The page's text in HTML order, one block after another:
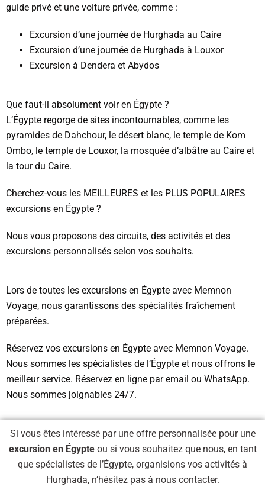
guide privé et une voiture privée, comme :
Excursion d’une journée de Hurghada au Caire
Excursion d’une journée de Hurghada à Louxor
Excursion à Dendera et Abydos
Que faut-il absolument voir en Égypte ?
L’Égypte regorge de sites incontournables, comme les
pyramides de Dahchour, le désert blanc, le temple de Kom
Ombo, le temple de Louxor, la mosquée d’albâtre au Caire et
la tour du Caire.
Cherchez-vous les MEILLEURES et les PLUS POPULAIRES
excursions en Égypte ?
Nous vous proposons des circuits, des activités et des
excursions personnalisés selon vos souhaits.
Lors de toutes les excursions en Égypte avec Memnon
Voyage, nous garantissons des spécialités fraîchement
préparées.
Réservez vos excursions en Égypte avec Memnon Voyage.
Nous sommes les spécialistes de l’Égypte et nous offrons le
meilleur service. Réservez en ligne par email ou WhatsApp.
Nous sommes joignables 24/7.
Si vous êtes intéressé par une offre personnalisée pour une
excursion en Égypteou si vous souhaitez que nous, en tant
que spécialistes de l’Égypte, organisions vos activités à
Hurghada, n’hésitez pas à nous contacter.